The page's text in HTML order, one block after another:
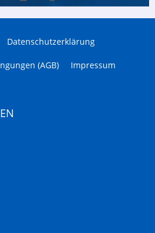
Datenschutzerklärung
(AGB) Impressum